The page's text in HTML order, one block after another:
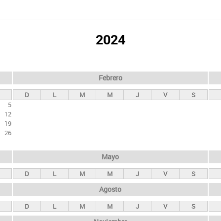
2024
5
12
19
26
Febrero
D L M M J V S
Mayo
D L M M J V S
Agosto
D L M M J V S